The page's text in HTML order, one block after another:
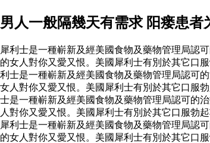
男人一般隔幾天有需求 阳瘘患者
犀利士是一種嶄新及經美國食物及藥物管理局認
的女人對你又愛又恨。美國犀利士有別於其它口
利士是一種嶄新及經美國食物及藥物管理局認可
女人對你又愛又恨。美國犀利士有別於其它口服
士是一種嶄新及經美國食物及藥物管理局認可的
人對你又愛又恨。美國犀利士有別於其它口服勃
犀利士是一種嶄新及經美國食物及藥物管理局認
的女人對你又愛又恨。美國犀利士有別於其它口